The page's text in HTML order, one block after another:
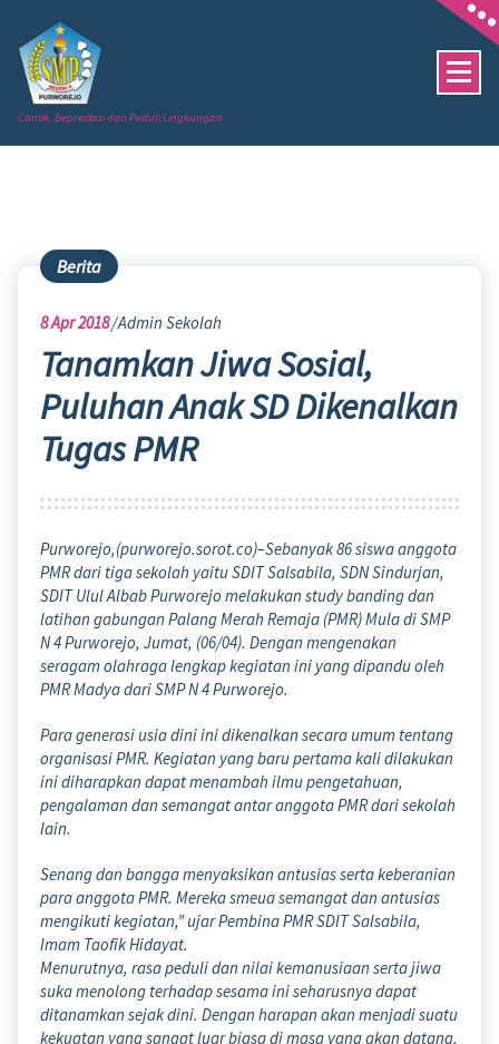
content
Cantik, Beprestasi dan Peduli Lingkungan
Berita
8Apr 2018 Admin Sekolah
Tanamkan Jiwa Sosial,
Puluhan Anak SD Dikenalkan
Tugas PMR
Purworejo,(purworejo.sorot.co)–Sebanyak 86 siswa anggota
PMR dari tiga sekolah yaitu SDIT Salsabila, SDN Sindurjan,
SDIT Ulul Albab Purworejo melakukan study banding dan
latihan gabungan Palang Merah Remaja (PMR) Mula di SMP
N 4 Purworejo, Jumat, (06/04). Dengan mengenakan
seragam olahraga lengkap kegiatan ini yang dipandu oleh
PMR Madya dari SMP N 4 Purworejo.
Para generasi usia dini ini dikenalkan secara umum tentang
organisasi PMR. Kegiatan yang baru pertama kali dilakukan
ini diharapkan dapat menambah ilmu pengetahuan,
pengalaman dan semangat antar anggota PMR dari sekolah
lain.
Senang dan bangga menyaksikan antusias serta keberanian
para anggota PMR. Mereka smeua semangat dan antusias
mengikuti kegiatan,” ujar Pembina PMR SDIT Salsabila,
Imam Taofik Hidayat.
Menurutnya, rasa peduli dan nilai kemanusiaan serta jiwa
suka menolong terhadap sesama ini seharusnya dapat
ditanamkan sejak dini. Dengan harapan akan menjadi suatu
kekuatan yang sangat luar biasa di masa yang akan datang.